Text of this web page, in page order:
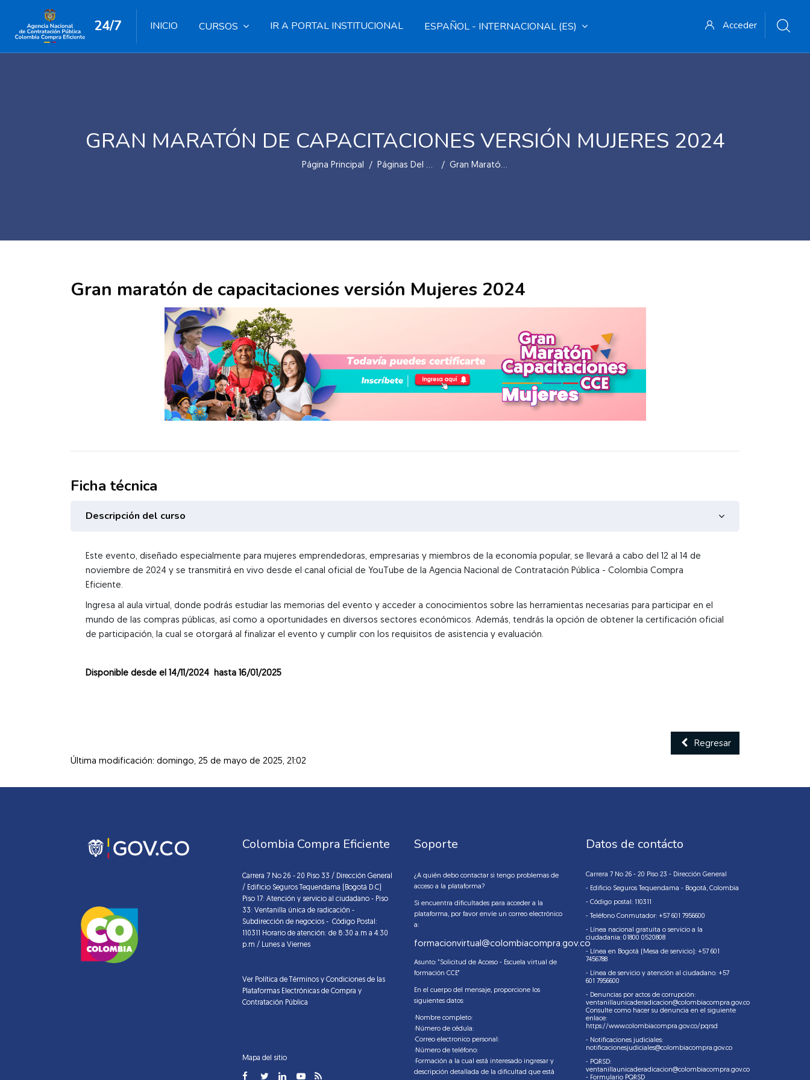
24/7 INICIO CURSOS IR A PORTAL INSTITUCIONAL ESPAÑOL - INTERNACIONAL ‎(ES)‎ Acceder
GRAN MARATÓN DE CAPACITACIONES VERSIÓN MUJERES 2024
Página Principal Páginas Del Sitio Gran Maratón De Capacitaciones Versión Mujeres 2024
Gran maratón de capacitaciones versión Mujeres 2024
Ficha técnica
Descripción del curso
Este evento, diseñado especialmente para mujeres emprendedoras, empresarias y miembros de la economía popular, se llevará a cabo del 12 al 14 de
noviembre de 2024 y se transmitirá en vivo desde el canal oficial de YouTube de la Agencia Nacional de Contratación Pública - Colombia Compra
Eficiente.
Ingresa al aula virtual, donde podrás estudiar las memorias del evento y acceder a conocimientos sobre las herramientas necesarias para participar en el
mundo de las compras públicas, así como a oportunidades en diversos sectores económicos. Además, tendrás la opción de obtener la certificación oficial
de participación, la cual se otorgará al finalizar el evento y cumplir con los requisitos de asistencia y evaluación.
Disponible desde el 14/11/2024 hasta 16/01/2025
Regresar
Última modificación: domingo, 25 de mayo de 2025, 21:02
Colombia Compra Eficiente
Carrera 7 No 26 - 20 Piso 33 / Dirección General
/ Edificio Seguros Tequendama (Bogotá D.C)
Piso 17: Atención y servicio al ciudadano - Piso
33: Ventanilla única de radicación -
Subdirección de negocios - Código Postal:
110311 Horario de atención: de 8:30 a.m a 4:30
p.m / Lunes a Viernes
Ver Política de Términos y Condiciones de las
Plataformas Electrónicas de Compra y
Contratación Pública
Mapa del sitio
Soporte
¿A quién debo contactar si tengo problemas de
acceso a la plataforma?
Si encuentra dificultades para acceder a la
plataforma, por favor envíe un correo electrónico
a:
formacionvirtual@colombiacompra.gov.co
Asunto: "Solicitud de Acceso - Escuela virtual de
formación CCE"
En el cuerpo del mensaje, proporcione los
siguientes datos:
·Nombre completo:
·Número de cédula:
·Correo electronico personal:
·Número de teléfono:
·Formación a la cual está interesado ingresar y
descripción detallada de la dificultad que está
Datos de contácto
Carrera 7 No 26 - 20 Piso 23 - Dirección General
- Edificio Seguros Tequendama - Bogotá, Colombia
- Código postal: 110311
- Teléfono Conmutador: +57 601 7956600
- Línea nacional gratuita o servicio a la
ciudadania: 01800 0520808
- Línea en Bogotá (Mesa de servicio): +57 601
7456788
- Línea de servicio y atención al ciudadano: +57
601 7956600
- Denuncias por actos de corrupción:
ventanillaunicaderadicacion@colombiacompra.gov.co
Consulte como hacer su denuncia en el siguiente
enlace:
https://www.colombiacompra.gov.co/pqrsd
- Notificaciones judiciales:
notificacionesjudiciales@colombiacompra.gov.co
- PQRSD:
ventanillaunicaderadicacion@colombiacompra.gov.co
- Formulario PQRSD